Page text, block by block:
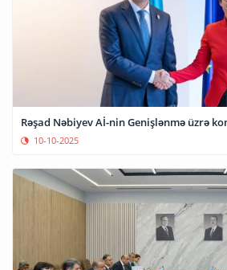
Rəşad Nəbiyev Aİ-nin Genişlənmə üzrə
10-10-2025